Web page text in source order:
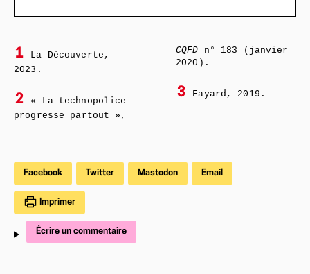
1
La Découverte,
2023.
2
« La technopolice
progresse partout »,
CQFD n° 183 (janvier
2020).
3 Fayard, 2019.
Facebook Twitter Mastodon Email
Imprimer
Écrire un commentaire